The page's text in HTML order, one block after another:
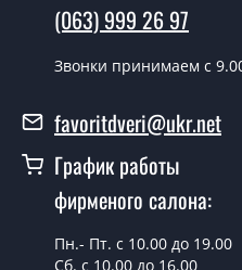
(063) 999 26 97
Звонки принимаем c
favoritdveri@ukr.net
График работы
фирменого салона:
Пн.- Пт. с 10.00 до 19.00
Сб. с 10.00 до 16.00